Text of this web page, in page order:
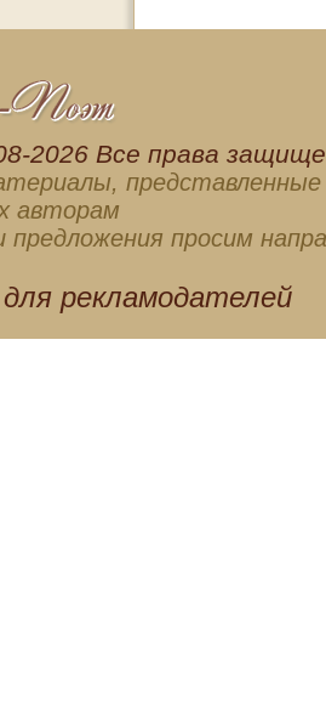
2026 Все права
представленные
авторам
просим
рекламодателей